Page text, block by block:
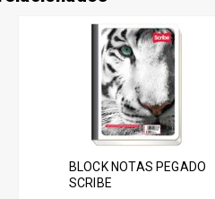
BLOCK NOTAS PEGADO
SCRIBE